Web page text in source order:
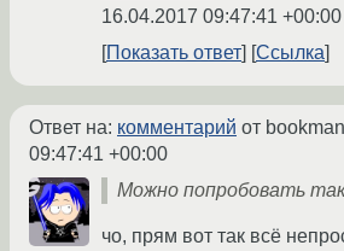
16.04.2017 09:47:41 +00:00
Показать ответ
Ссылка
Ответ на: комментарий от
09:47:41 +00:00
Можно попробовать
чо, прям вот так всё